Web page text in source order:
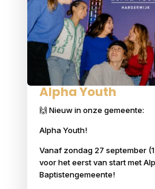
Alpha Youth
🙌 Nieuw in onze gemeente:
Alpha Youth!
Vanaf zondag 27 september
voor het eerst van start met
Baptistengemeente!